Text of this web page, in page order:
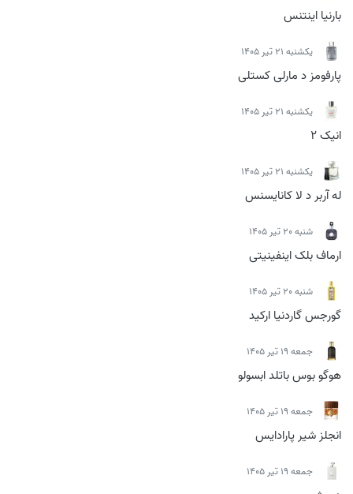
بارنیا اینتنس
يكشنبه 21 تیر 1405
پارفومز د مارلی کستلی
يكشنبه 21 تیر 1405
انیک 2
يكشنبه 21 تیر 1405
له آربر د لا کانایسنس
شنبه 20 تیر 1405
ارماف بلک اینفینیتی
شنبه 20 تیر 1405
گورجس گاردنیا ارکید
جمعه 19 تیر 1405
هوگو بوس باتلد ابسولو
جمعه 19 تیر 1405
انجلز شیر پارادایس
جمعه 19 تیر 1405